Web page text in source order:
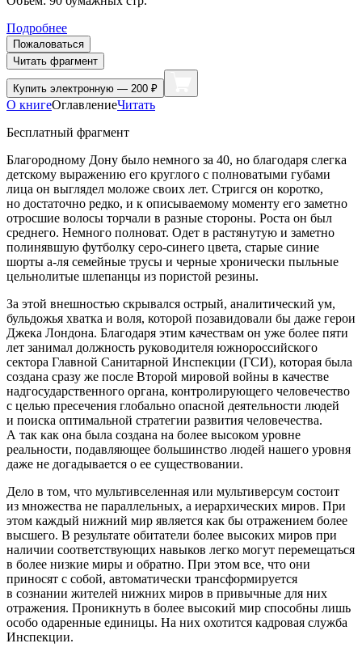
Подробнее
Пожаловаться
Читать фрагмент
Купить электронную — 200 ₽
О книгеОглавлениеЧитать
Бесплатный фрагмент
Благородному Дону было немного за 40, но благодаря слегка
детскому выражению его круглого с полноватыми губами
лица он выглядел моложе своих лет. Стригся он коротко,
но достаточно редко, и к описываемому моменту его заметно
отросшие волосы торчали в разные стороны. Роста он был
среднего. Немного полноват. Одет в растянутую и заметно
полинявшую футболку серо-синего цвета, старые синие
шорты а-ля семейные трусы и черные хронически пыльные
цельнолитые шлепанцы из пористой резины.
За этой внешностью скрывался острый, аналитический ум,
бульдожья хватка и воля, которой позавидовали бы даже герои
Джека Лондона. Благодаря этим качествам он уже более пяти
лет занимал должность руководителя южнороссийского
сектора Главной Санитарной Инспекции (ГСИ), которая была
создана сразу же после Второй мировой войны в качестве
надгосударственного органа, контролирующего человечество
с целью пресечения глобально опасной деятельности людей
и поиска оптимальной стратегии развития человечества.
А так как она была создана на более высоком уровне
реальности, подавляющее большинство людей нашего уровня
даже не догадывается о ее существовании.
Дело в том, что мультивселенная или мультиверсум состоит
из множества не параллельных, а иерархических миров. При
этом каждый нижний мир является как бы отражением более
высшего. В результате обитатели более высоких миров при
наличии соответствующих навыков легко могут перемещаться
в более низкие миры и обратно. При этом все, что они
приносят с собой, автоматически трансформируется
в сознании жителей нижних миров в привычные для них
отражения. Проникнуть в более высокий мир способны лишь
особо одаренные единицы. На них охотится кадровая служба
Инспекции.